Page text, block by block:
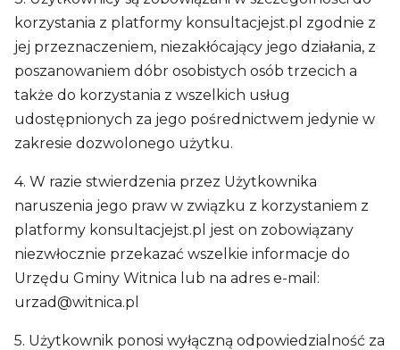
korzystania z platformy konsultacjejst.pl zgodnie z
jej przeznaczeniem, niezakłócający jego działania, z
poszanowaniem dóbr osobistych osób trzecich a
także do korzystania z wszelkich usług
udostępnionych za jego pośrednictwem jedynie w
zakresie dozwolonego użytku.
4. W razie stwierdzenia przez Użytkownika
naruszenia jego praw w związku z korzystaniem z
platformy konsultacjejst.pl jest on zobowiązany
niezwłocznie przekazać wszelkie informacje do
Urzędu Gminy Witnica lub na adres e-mail:
urzad@witnica.pl
5. Użytkownik ponosi wyłączną odpowiedzialność za